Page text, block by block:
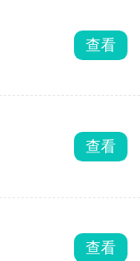
查看
查看
查看